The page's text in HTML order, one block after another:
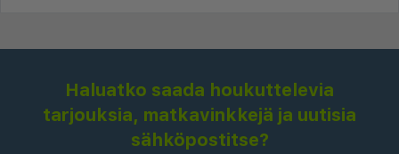
Haluatko saada houkuttelevia
tarjouksia, matkavinkkejä ja uutisia
sähköpostitse?